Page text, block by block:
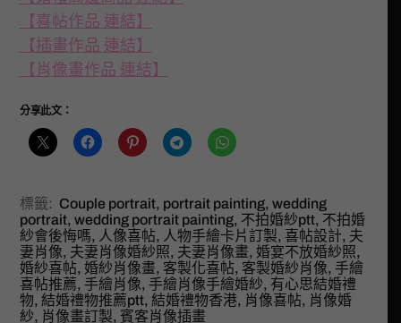
【喜帖作品 連結】
【插畫作品 連結】
【肖像畫作品 連結】
分享此文：
標籤: Couple portrait, portrait painting, wedding
portrait, wedding portrait painting, 不拍婚紗ptt, 不拍婚
紗會後悔嗎, 人像喜帖, 人物手繪卡片訂製, 喜帖設計, 夫
妻肖像, 夫妻肖像婚紗照, 夫妻肖像畫, 婚宴不放婚紗照,
婚紗喜帖, 婚紗肖像畫, 客製化喜帖, 客製婚紗肖像, 手繪
喜帖推薦, 手繪肖像, 手繪肖像手繪婚紗, 有心思結婚禮
物, 結婚禮物推薦ptt, 結婚禮物香港, 肖像喜帖, 肖像婚
紗, 肖像畫訂製, 賓客肖像插畫